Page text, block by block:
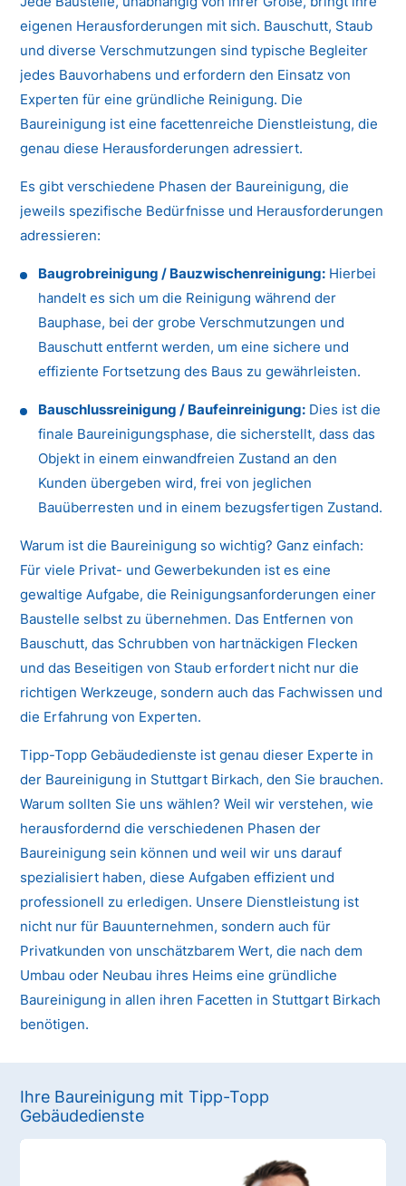
eigenen Herausforderungen mit sich. Bauschutt, Staub
und diverse Verschmutzungen sind typische Begleiter
jedes Bauvorhabens und erfordern den Einsatz von
Experten für eine gründliche Reinigung. Die
Baureinigung ist eine facettenreiche Dienstleistung, die
genau diese Herausforderungen adressiert.
Es gibt verschiedene Phasen der Baureinigung, die
jeweils spezifische Bedürfnisse und Herausforderungen
adressieren:
Baugrobreinigung / Bauzwischenreinigung: Hierbei
handelt es sich um die Reinigung während der
Bauphase, bei der grobe Verschmutzungen und
Bauschutt entfernt werden, um eine sichere und
effiziente Fortsetzung des Baus zu gewährleisten.
Bauschlussreinigung / Baufeinreinigung: Dies ist die
finale Baureinigungsphase, die sicherstellt, dass das
Objekt in einem einwandfreien Zustand an den
Kunden übergeben wird, frei von jeglichen
Bauüberresten und in einem bezugsfertigen Zustand.
Warum ist die Baureinigung so wichtig? Ganz einfach:
Für viele Privat- und Gewerbekunden ist es eine
gewaltige Aufgabe, die Reinigungsanforderungen einer
Baustelle selbst zu übernehmen. Das Entfernen von
Bauschutt, das Schrubben von hartnäckigen Flecken
und das Beseitigen von Staub erfordert nicht nur die
richtigen Werkzeuge, sondern auch das Fachwissen und
die Erfahrung von Experten.
Tipp-Topp Gebäudedienste ist genau dieser Experte in
der Baureinigung in Stuttgart Birkach, den Sie brauchen.
Warum sollten Sie uns wählen? Weil wir verstehen, wie
herausfordernd die verschiedenen Phasen der
Baureinigung sein können und weil wir uns darauf
spezialisiert haben, diese Aufgaben effizient und
professionell zu erledigen. Unsere Dienstleistung ist
nicht nur für Bauunternehmen, sondern auch für
Privatkunden von unschätzbarem Wert, die nach dem
Umbau oder Neubau ihres Heims eine gründliche
Baureinigung in allen ihren Facetten in Stuttgart Birkach
benötigen.
Ihre Baureinigung mit Tipp-Topp
Gebäudedienste